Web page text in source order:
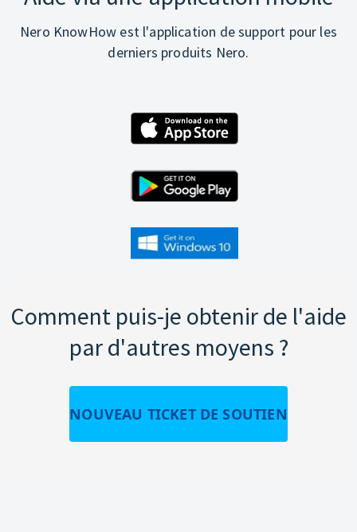
Nero KnowHow est l'application de support pour les
derniers produits Nero.
Comment puis-je obtenir de l'aide
par d'autres moyens ?
NOUVEAU TICKET DE SOUTIEN